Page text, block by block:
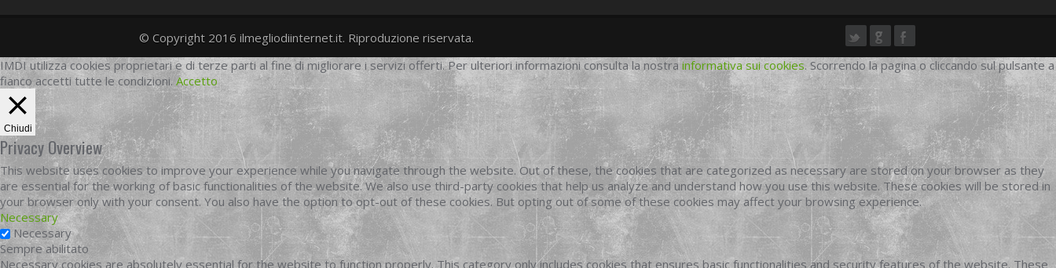
twittergoogleplus
facebook
© Copyright 2016 ilmegliodiinternet.it. Riproduzione riservata.
IMDI utilizza cookies proprietari e di terze parti al fine di migliorare i servizi offerti. Per ulteriori informazioni consulta la nostra informativa sui cookies. Scorrendo la pagina o cliccando sul pulsante a
fianco accetti tutte le condizioni. Accetto
Chiudi
Privacy Overview
This website uses cookies to improve your experience while you navigate through the website. Out of these, the cookies that are categorized as necessary are stored on your browser as they
are essential for the working of basic functionalities of the website. We also use third-party cookies that help us analyze and understand how you use this website. These cookies will be stored in
your browser only with your consent. You also have the option to opt-out of these cookies. But opting out of some of these cookies may affect your browsing experience.
Necessary
Necessary
Sempre abilitato
Necessary cookies are absolutely essential for the website to function properly. This category only includes cookies that ensures basic functionalities and security features of the website. These